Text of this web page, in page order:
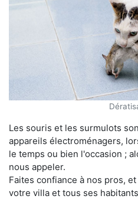
Les souris et les surmulots
appareils électroménagers,
le temps ou bien l'occasion ;
nous appeler.
Faites confiance à nos pros,
votre villa et tous ses